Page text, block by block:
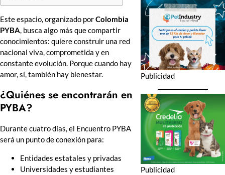
Este espacio, organizado porColombia
PYBA, busca algo más que compartir
conocimientos: quiere construir una red
nacional viva, comprometida y en
constante evolución. Porque cuando hay
amor, sí, también hay bienestar.
¿Quiénes se encontrarán en
PYBA?
Durante cuatro días, el Encuentro PYBA
será un punto de conexión para:
Entidades estatales y privadas
Universidades y estudiantes
Publicidad
Publicidad